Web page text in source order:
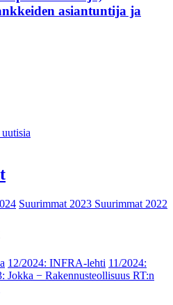
asiantuntija ja
Suurimmat 2023 Suurimmat 2022
12/2024: INFRA-lehti 11/2024:
Jokka − Rakennusteollisuus RT:n